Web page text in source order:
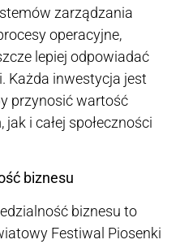
zarządzania
operacyjne,
lepiej odpowiadać
Każda inwestycja jest
przynosić wartość
i całej społeczności
biznesu
biznesu to
Festiwal Piosenki